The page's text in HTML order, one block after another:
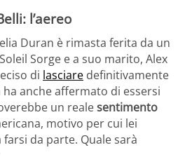
l’aereo
Duran è rimasta ferita da un
Sorge e a suo marito, Alex
di lasciare definitivamente
anche affermato di essersi
un realesentimento
motivo per cui lei
da parte. Quale sarà